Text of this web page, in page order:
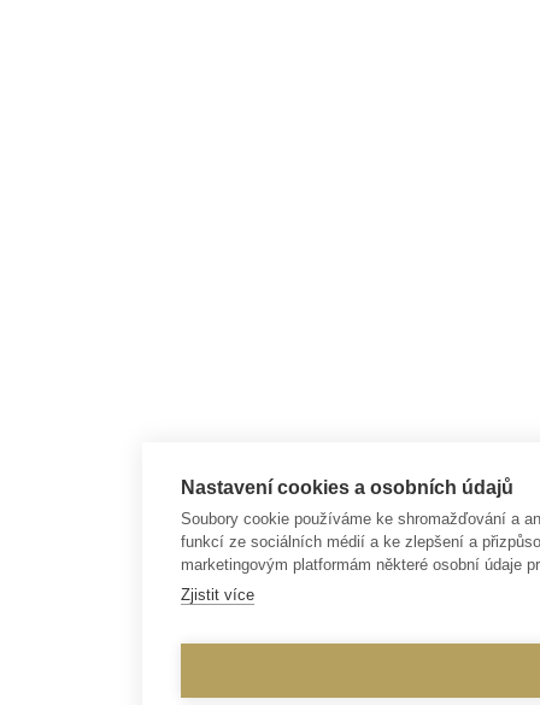
Nastavení cookies a osobních údajů
Soubory cookie používáme ke shromažďování a
funkcí ze sociálních médií a ke zlepšení a
marketingovým platformám některé osobní údaje
Zjistit více